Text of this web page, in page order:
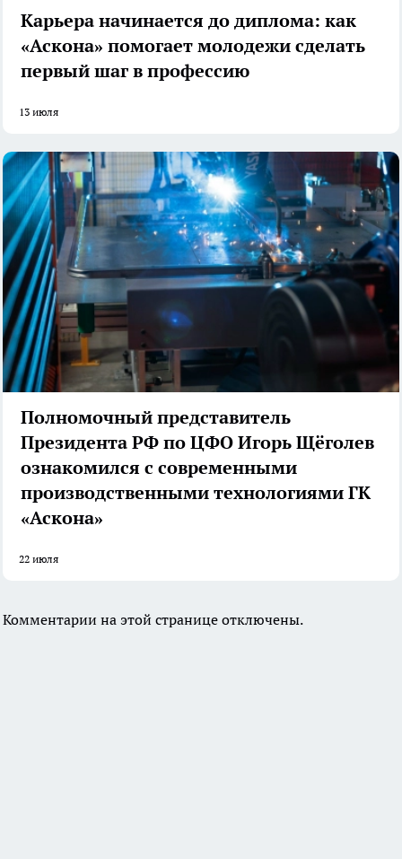
Карьера начинается до диплома: как
«Аскона» помогает молодежи сделать
первый шаг в профессию
13 июля
Полномочный представитель
Президента РФ по ЦФО Игорь Щёголев
ознакомился с современными
производственными технологиями ГК
«Аскона»
22 июля
Комментарии на этой странице отключены.